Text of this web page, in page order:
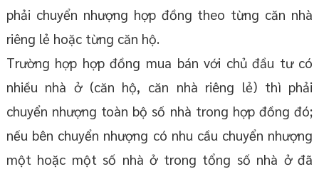
phải chuyển nhượng hợp đồng theo từng căn nhà
riêng lẻ hoặc từng căn hộ.
Trường hợp hợp đồng mua bán với chủ đầu tư có
nhiều nhà ở (căn hộ, căn nhà riêng lẻ) thì phải
chuyển nhượng toàn bộ số nhà trong hợp đồng đó;
nếu bên chuyển nhượng có nhu cầu chuyển nhượng
một hoặc một số nhà ở trong tổng số nhà ở đã